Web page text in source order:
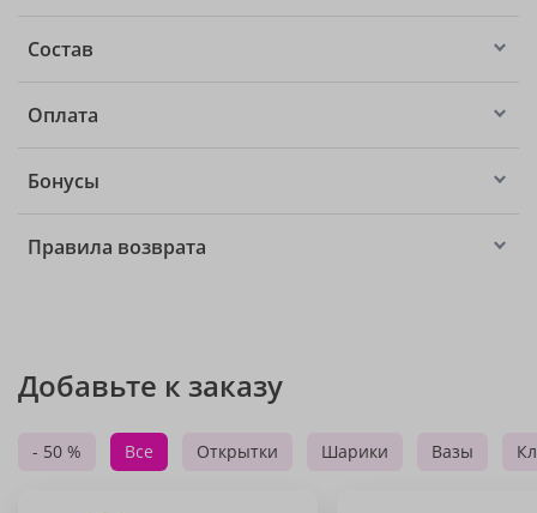
Состав
Оплата
Бонусы
Правила возврата
Добавьте к заказу
- 50 % Все Открытки Шарики Вазы